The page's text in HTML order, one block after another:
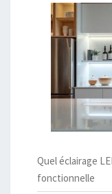
Quel éclairage
fonctionnelle